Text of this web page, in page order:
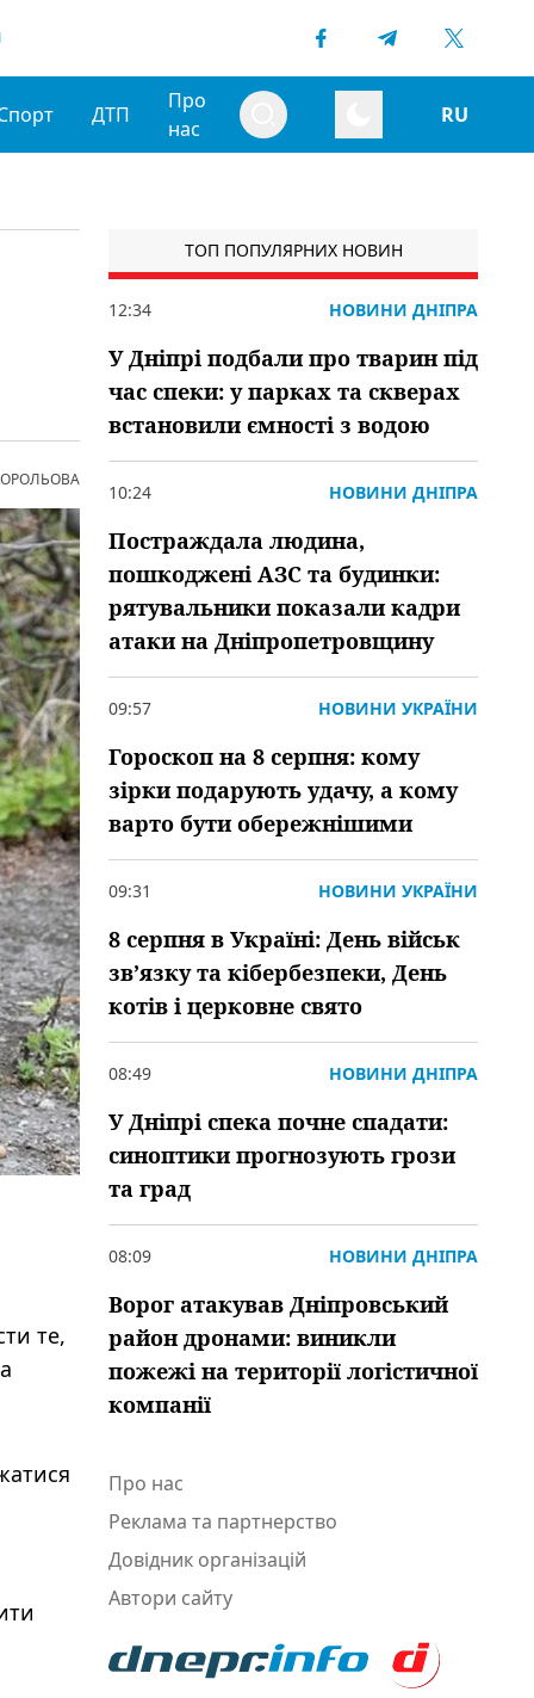
ДТП
Про
нас
RU
те,
ТОП ПОПУЛЯРНИХ НОВИН
12:34 НОВИНИ ДНІПРА
У Дніпрі подбали про тварин під
час спеки: у парках та скверах
встановили ємності з водою
10:24 НОВИНИ ДНІПРА
Постраждала людина,
пошкоджені АЗС та будинки:
рятувальники показали кадри
атаки на Дніпропетровщину
09:57 НОВИНИ УКРАЇНИ
Гороскоп на 8 серпня: кому
зірки подарують удачу, а кому
варто бути обережнішими
09:31 НОВИНИ УКРАЇНИ
8 серпня в Україні: День військ
зв’язку та кібербезпеки, День
котів і церковне свято
08:49 НОВИНИ ДНІПРА
У Дніпрі спека почне спадати:
синоптики прогнозують грози
та град
08:09 НОВИНИ ДНІПРА
Ворог атакував Дніпровський
район дронами: виникли
пожежі на території логістичної
компанії
Про нас
Реклама та партнерство
Довідник організацій
Автори сайту